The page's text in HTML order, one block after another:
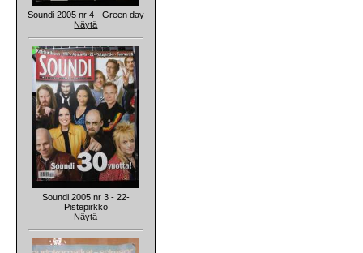
Soundi 2005 nr 4 - Green day
Näytä
Soundi 2005 nr 3 - 22-
Pistepirkko
Näytä